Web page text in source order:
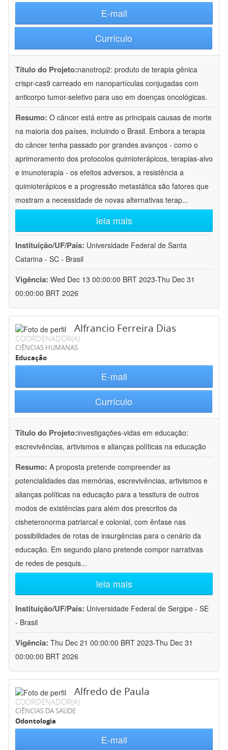
E-mail
Currículo
Título do Projeto:nanotrop2: produto de terapia gênica
crispr-cas9 carreado em nanopartículas conjugadas com
anticorpo tumor-seletivo para uso em doenças oncológicas.
Resumo: O câncer está entre as principais causas de morte
na maioria dos países, incluindo o Brasil. Embora a terapia
do câncer tenha passado por grandes avanços - como o
aprimoramento dos protocolos quimioterápicos, terapias-alvo
e imunoterapia - os efeitos adversos, a resistência a
quimioterápicos e a progressão metastática são fatores que
mostram a necessidade de novas alternativas terap...
leia mais
Instituição/UF/País: Universidade Federal de Santa
Catarina - SC - Brasil
Vigência: Wed Dec 13 00:00:00 BRT 2023-Thu Dec 31
00:00:00 BRT 2026
Alfrancio Ferreira Dias
COORDENADOR(A)
CIÊNCIAS HUMANAS
Educação
E-mail
Currículo
Título do Projeto:investigações-vidas em educação:
escrevivências, artivismos e alianças políticas na educação
Resumo: A proposta pretende compreender as
potencialidades das memórias, escrevivências, artivismos e
alianças políticas na educação para a tessitura de outros
modos de existências para além dos prescritos da
cisheteronorma patriarcal e colonial, com ênfase nas
possibilidades de rotas de insurgências para o cenário da
educação. Em segundo plano pretende compor narrativas
de redes de pesquis...
leia mais
Instituição/UF/País: Universidade Federal de Sergipe - SE
- Brasil
Vigência: Thu Dec 21 00:00:00 BRT 2023-Thu Dec 31
00:00:00 BRT 2026
Alfredo de Paula
COORDENADOR(A)
CIÊNCIAS DA SAÚDE
Odontologia
E-mail